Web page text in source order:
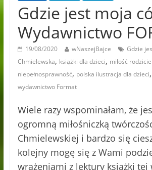
Gdzie jest moja
Wydawnictwo
19/08/2020 wNaszejBajce Gdzie
Chmielewska, książki dla dzieci, miłość
niepełnosprawność, polska ilustracja dla dzieci,
wydawnictwo Format
Wiele razy wspominałam, że
ogromną miłośniczką
Chmielewskiej i bardzo się
kolejny mogę się z Wami
wrażeniami z lektury książki tej